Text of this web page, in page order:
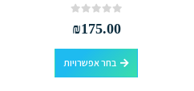
₪175.00
בחר אפשרויות
למוצר זה יש מספר סוגים. ניתן לבחור את האפשרויות בעמוד המוצר